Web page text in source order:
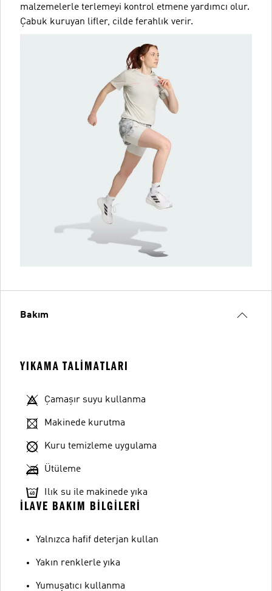
malzemelerle terlemeyi kontrol etmene yardımcı olur.
Çabuk kuruyan lifler, cilde ferahlık verir.
Bakım
YIKAMA TALIMATLARI
Çamaşır suyu kullanma
Makinede kurutma
Kuru temizleme uygulama
Ütüleme
Ilık su ile makinede yıka
İLAVE BAKIM BILGILERI
Yalnızca hafif deterjan kullan
Yakın renklerle yıka
Yumuşatıcı kullanma